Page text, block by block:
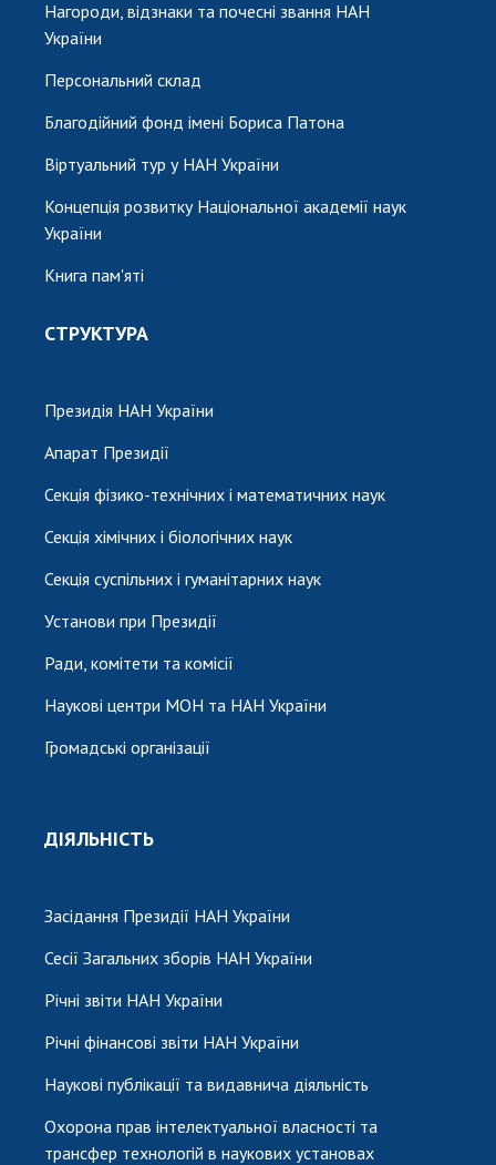
Нагороди, відзнаки та почесні звання НАН
України
Персональний склад
Благодійний фонд імені Бориса Патона
Віртуальний тур у НАН України
Концепція розвитку Національної академії наук
України
Книга пам'яті
СТРУКТУРА
Президія НАН України
Апарат Президії
Секція фізико-технічних і математичних наук
Секція хімічних і біологічних наук
Секція суспільних і гуманітарних наук
Установи при Президії
Ради, комітети та комісії
Наукові центри МОН та НАН України
Громадські організації
ДІЯЛЬНІСТЬ
Засідання Президії НАН України
Сесії Загальних зборів НАН України
Річні звіти НАН України
Річні фінансові звіти НАН України
Наукові публікації та видавнича діяльність
Охорона прав інтелектуальної власності та
трансфер технологій в наукових установах